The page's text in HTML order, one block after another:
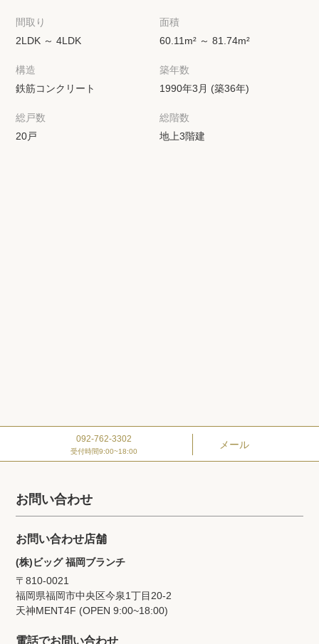
間取り
2LDK ～ 4LDK
面積
60.11m² ～ 81.74m²
構造
鉄筋コンクリート
築年数
1990年3月 (築36年)
総戸数
20戸
総階数
地上3階建
092-762-3302
受付時間9:00~18:00
メール
お問い合わせ
お問い合わせ店舗
(株)ビッグ 福岡ブランチ
〒810-0021
福岡県福岡市中央区今泉1丁目20‐2
天神MENT4F (OPEN 9:00~18:00)
電話でお問い合わせ